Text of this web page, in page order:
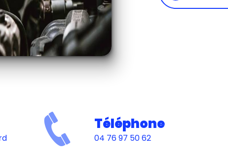
Téléphone
04 76 97 50 62